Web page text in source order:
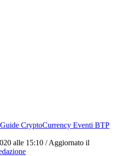
Guide CryptoCurrency Eventi BTP
alle 15:10 / Aggiornato il